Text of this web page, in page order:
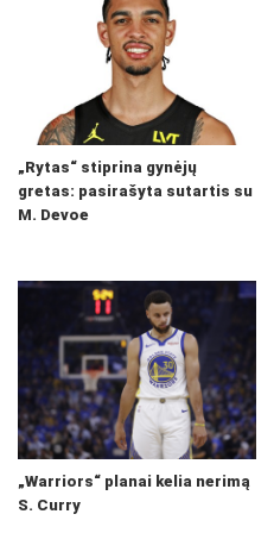
„Rytas“ stiprina gynėjų
gretas: pasirašyta sutartis su
M. Devoe
„Warriors“ planai kelia nerimą
S. Curry